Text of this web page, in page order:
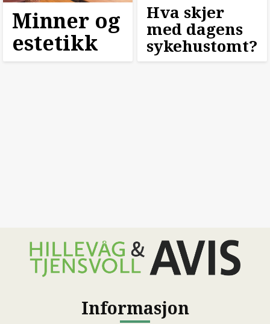
Minner og
estetikk
Hva skjer
med dagens
sykehustomt?
Informasjon